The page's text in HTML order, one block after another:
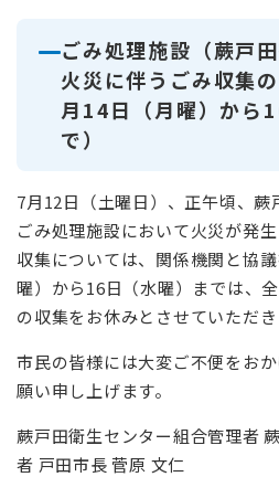
ごみ処理施設（蕨戸
火災に伴うごみ収集
月14日（月曜）から
で）
7月12日（土曜日）、正午頃、
ごみ処理施設において火災が発
収集については、関係機関と協
曜）から16日（水曜）までは、
の収集をお休みとさせていただき
市民の皆様には大変ご不便をお
願い申し上げます。
蕨戸田衛生センター組合管理者
者 戸田市長 菅原 文仁